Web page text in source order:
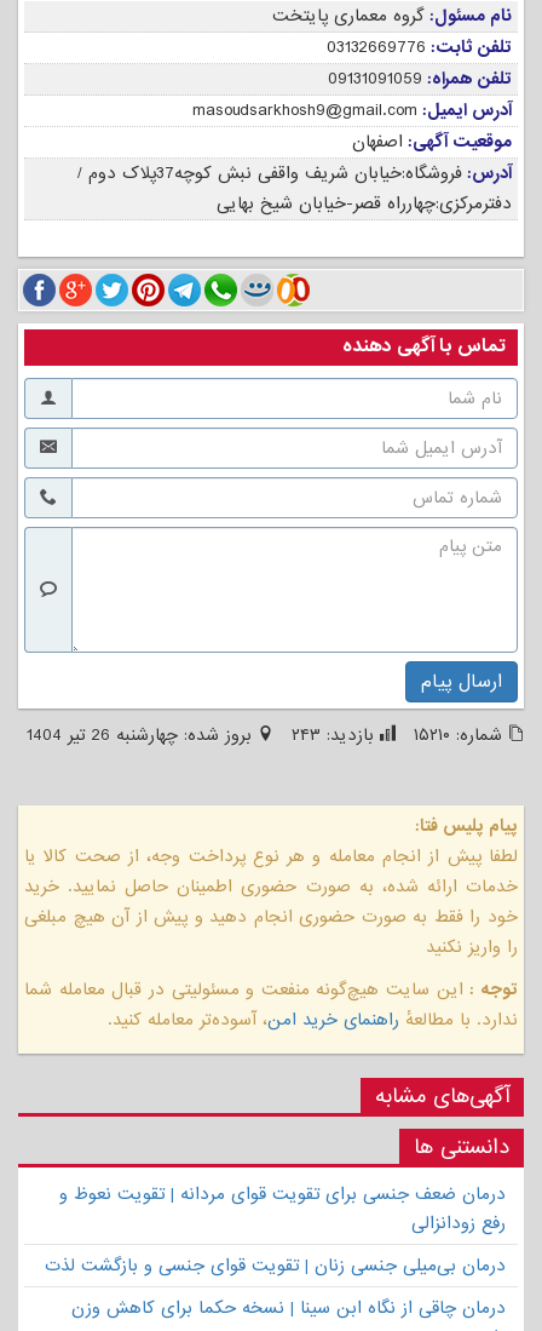
نام مسئول:گروه معماری پایتخت
تلفن ثابت: 03132669776
تلفن همراه: 09131091059
آدرس ایمیل: masoudsarkhosh9@gmail.com
موقعیت آگهی: اصفهان
آدرس:
فروشگاه:خیابان شریف واقفی نبش کوچه37پلاک دوم /
دفترمرکزی:چهارراه قصر-خیابان شیخ بهایی
تماس با آگهی دهنده
ارسال پیام
شماره: ۱۵۲۱۰ بازدید: ۲۴۳ بروز شده: چهارشنبه 26 تیر 1404
پیام پلیس فتا:
لطفا پیش از انجام معامله و هر نوع پرداخت وجه، از صحت کالا یا
خدمات ارائه شده، به صورت حضوری اطمینان حاصل نمایید. خرید
خود را فقط به صورت حضوری انجام دهید و پیش از آن هیچ مبلغی
را واریز نکنید
توجه : این سایت هیچ‌گونه منفعت و مسئولیتی در قبال معامله شما
ندارد. با مطالعهٔ راهنمای خرید امن، آسوده‌تر معامله کنید.
آگهی‌های مشابه
دانستنی ها
درمان ضعف جنسی برای تقویت قوای مردانه | تقویت نعوظ و
رفع زودانزالی
درمان بی‌میلی جنسی زنان | تقویت قوای جنسی و بازگشت لذت
درمان چاقی از نگاه ابن سینا | نسخه حکما برای کاهش وزن